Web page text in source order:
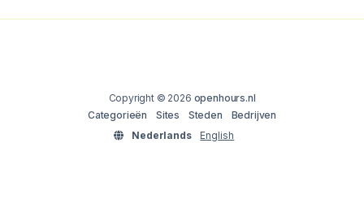
Copyright © 2026 openhours.nl
Categorieën
Sites Steden
Bedrijven
Nederlands
English